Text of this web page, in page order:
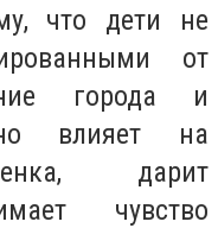
что дети не
от
города и
влияет на
дарит
чувство